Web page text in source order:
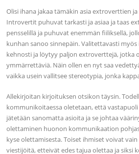
Olisi ihana jakaa tämäkin asia extroverttien
Introvertit puhuvat tarkasti ja asiaa ja taas
pensselillä ja puhuvat enemmän fiiliksellä,
kunhan sanoo sinnepäin. Valitettavasti
kehnosti ja löytyy paljon extroverttejä, jotka
ymmärrettäviä. Näin ollen en nyt saa
vaikka usein vallitsee stereotypia, jonka
Allekirjoitan kirjoituksen otsikon täysin.
kommunikoitaessa oletetaan, että
jätetään sanomatta asioita ja se johtaa
olettaminen huonon kommunikaation
kyse olettamisesta. Toiset ihmiset voivat
viestijöitä, etteivät edes tajua olettaa ja siksi